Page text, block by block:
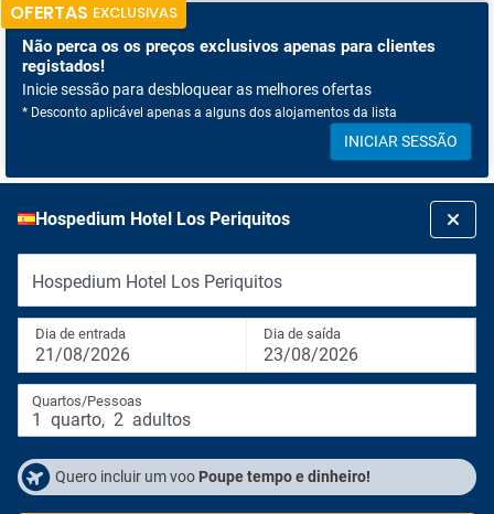
OFERTAS EXCLUSIVAS
Não perca os os preços exclusivos apenas para clientes
registados!
Inicie sessão para desbloquear as melhores ofertas
* Desconto aplicável apenas a alguns dos alojamentos da lista
INICIAR SESSÃO
Hospedium Hotel Los Periquitos
Hospedium Hotel Los Periquitos
Dia de entrada
21/08/2026
Dia de saída
23/08/2026
Quartos/Pessoas
1 quarto, 2 adultos
Quero incluir um voo Poupe tempo e dinheiro!